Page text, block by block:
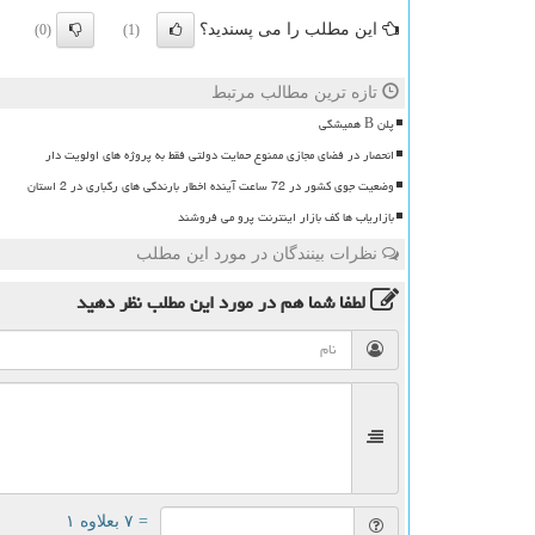
این مطلب را می پسندید؟ (1)
(0)
تازه ترین مطالب مرتبط
پلن B همیشگی
انحصار در فضای مجازی ممنوع حمایت دولتی فقط به پروژه های اولویت دار
وضعیت جوی کشور در 72 ساعت آینده اخطار بارندگی های رگباری در 2 استان
بازاریاب ها کف بازار اینترنت پرو می فروشند
نظرات بینندگان در مورد این مطلب
لطفا شما همدر مورد این مطلبنظر دهید
= ۷ بعلاوه ۱